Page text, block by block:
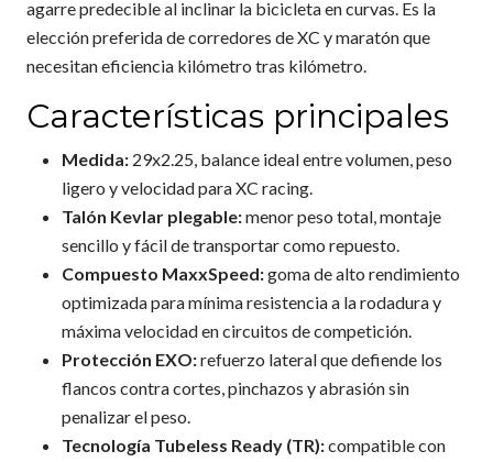
agarre predecible al inclinar la bicicleta en curvas. Es la
elección preferida de corredores de XC y maratón que
necesitan eficiencia kilómetro tras kilómetro.
Características principales
Medida: 29x2.25, balance ideal entre volumen, peso
ligero y velocidad para XC racing.
Talón Kevlar plegable:menor peso total, montaje
sencillo y fácil de transportar como repuesto.
Compuesto MaxxSpeed:goma de alto rendimiento
optimizada para mínima resistencia a la rodadura y
máxima velocidad en circuitos de competición.
Protección EXO:refuerzo lateral que defiende los
flancos contra cortes, pinchazos y abrasión sin
penalizar el peso.
Tecnología Tubeless Ready (TR):compatible con